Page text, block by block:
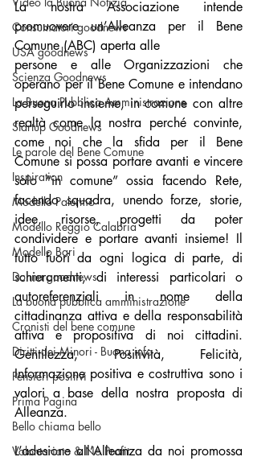
Consumatori goodnews
USA goodnews
Scienza Goodnews
La Buona Pubblica Amministrazione
Startup Goodnews
Le parole del Bene Comune
Inspiration
Modello Palermo
Modello Reggio Calabria
Modello Bari
Donna goodnews
La buona pubblica amministrazione
Cronisti del bene comune
Diritti dei Minori - Buona info
Pensieri positivi
Prima Pagina
Bello chiama bello
Volontariato & No Profit
La nostra Associazione intende
promuovere un’Alleanza per il Bene
Comune (ABC) aperta alle
persone e alle Organizzazioni che
operano per il Bene Comune e intendano
perseguirlo insieme, in comune con altre
realtà come la nostra perché convinte,
come noi che la sfida per il Bene
Comune si possa portare avanti e vincere
solo “in comune” ossia facendo Rete,
facendo squadra, unendo forze, storie,
idee, risorse, progetti da poter
condividere e portare avanti insieme! Il
tutto fuori da ogni logica di parte, di
schieramenti, di interessi particolari o
autoreferenziali in nome della
cittadinanza attiva e della responsabilità
attiva e propositiva di noi cittadini.
Gentilezza, Positività, Felicità,
Informazione positiva e costruttiva sono i
valori a base della nostra proposta di
Alleanza.
L’adesione all’Alleanza da noi promossa